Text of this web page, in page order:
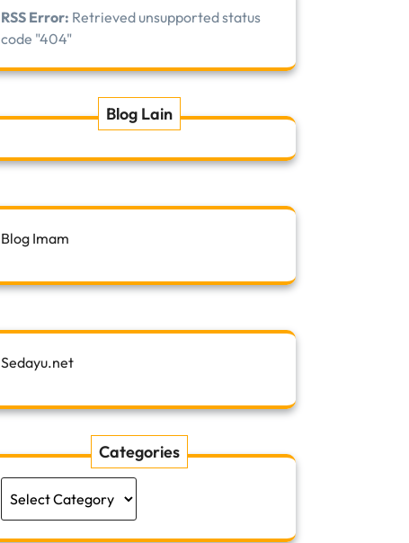
RSS Error: Retrieved unsupported status
code "404"
Blog Lain
Blog Imam
Sedayu.net
Categories